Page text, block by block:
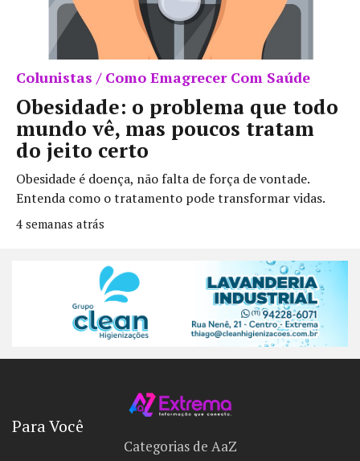
Colunistas / Como Emagrecer Com Saúde
Obesidade: o problema que todo
mundo vê, mas poucos tratam
do jeito certo
Obesidade é doença, não falta de força de vontade.
Entenda como o tratamento pode transformar vidas.
4 semanas atrás
Para Você
Categorias de AaZ